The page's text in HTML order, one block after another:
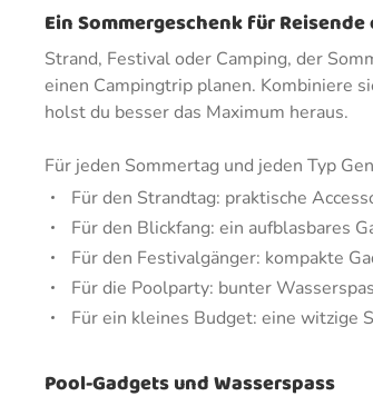
Ein Sommergeschenk für
Strand, Festival oder Camping, der
einen Campingtrip planen. Kombiniere
holst du besser das Maximum heraus.
Für jeden Sommertag und jeden Typ
Für den Strandtag: praktische
Für den Blickfang: ein aufblasbares
Für den Festivalgänger: kompakte
Für die Poolparty: bunter
Für ein kleines Budget: eine witzige
Pool-Gadgets und Wasserspass